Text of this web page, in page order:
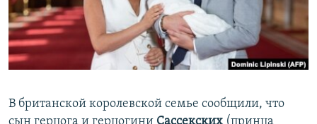
ПОБЕДИТЕЛЕЙ НЕ СУДЯТ?
КРЫМ.НЕПОКОРЕННЫЙ
ELIFBE
ПРИСОЕДИНЯЙТЕСЬ!
Все сайты RFE/RL
В британской королевской семье сообщили, что